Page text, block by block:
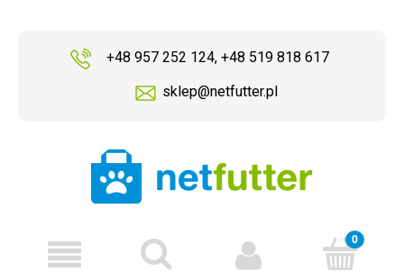
+48 957 252 124, +48 519 818 617
sklep@netfutter.pl